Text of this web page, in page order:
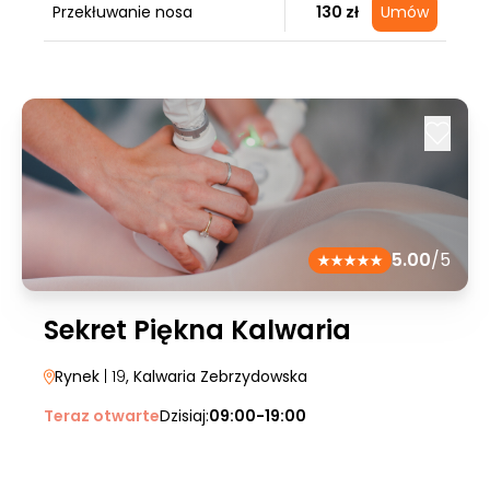
Przekłuwanie nosa 130 zł Umów
5.00/5
Sekret Piękna Kalwaria
Rynek | 19, Kalwaria Zebrzydowska
Teraz otwarteDzisiaj:09:00-19:00